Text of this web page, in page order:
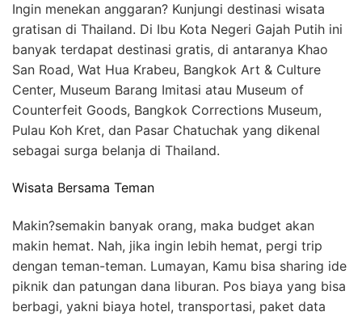
Ingin menekan anggaran? Kunjungi destinasi wisata
gratisan di Thailand. Di Ibu Kota Negeri Gajah Putih ini
banyak terdapat destinasi gratis, di antaranya Khao
San Road, Wat Hua Krabeu, Bangkok Art & Culture
Center, Museum Barang Imitasi atau Museum of
Counterfeit Goods, Bangkok Corrections Museum,
Pulau Koh Kret, dan Pasar Chatuchak yang dikenal
sebagai surga belanja di Thailand.
Wisata Bersama Teman
Makin?semakin banyak orang, maka budget akan
makin hemat. Nah, jika ingin lebih hemat, pergi trip
dengan teman-teman. Lumayan, Kamu bisa sharing ide
piknik dan patungan dana liburan. Pos biaya yang bisa
berbagi, yakni biaya hotel, transportasi, paket data